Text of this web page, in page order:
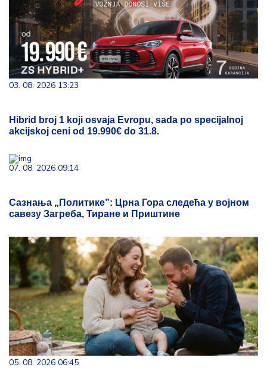
03. 08. 2026 13:23
Hibrid broj 1 koji osvaja Evropu, sada po specijalnoj
akcijskoj ceni od 19.990€ do 31.8.
07. 08. 2026 09:14
Сазнања „Политике”: Црна Гора следећа у војном
савезу Загреба, Тиране и Приштине
05. 08. 2026 06:45